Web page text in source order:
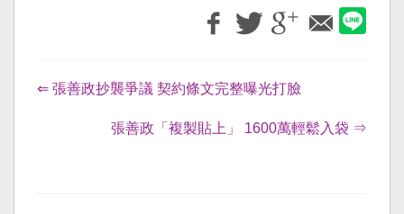
⇐ 張善政抄襲爭議 契約條文完整曝光打臉
張善政「複製貼上」 1600萬輕鬆入袋 ⇒